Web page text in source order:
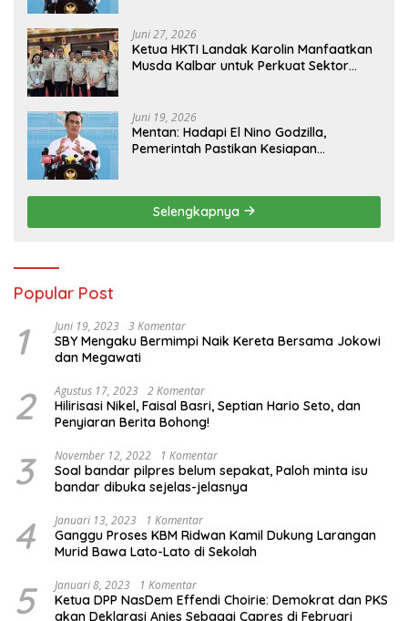
Juni 27, 2026
Ketua HKTI Landak Karolin Manfaatkan
Musda Kalbar untuk Perkuat Sektor
Juni 19, 2026
Mentan: Hadapi El Nino Godzilla,
Pemerintah Pastikan Kesiapan
Selengkapnya
Popular Post
1 Juni 19, 2023 3 Komentar
SBY Mengaku Bermimpi Naik Kereta Bersama Jokowi
dan Megawati
2 Agustus 17, 2023 2 Komentar
Hilirisasi Nikel, Faisal Basri, Septian Hario Seto, dan
Penyiaran Berita Bohong!
3 November 12, 2022 1 Komentar
Soal bandar pilpres belum sepakat, Paloh minta isu
bandar dibuka sejelas-jelasnya
4 Januari 13, 2023 1 Komentar
Ganggu Proses KBM Ridwan Kamil Dukung Larangan
Murid Bawa Lato-Lato di Sekolah
5 Januari 8, 2023 1 Komentar
Ketua DPP NasDem Effendi Choirie: Demokrat dan PKS
akan Deklarasi Anies Sebagai Capres di Februari